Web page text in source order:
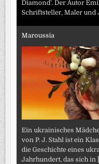
Diamond'. Der Autor
Schriftsteller, Maler und
Maroussia
Ein ukrainisches
von P. J. Stahl ist ein
die Geschichte eines
Jahrhundert, das sich in